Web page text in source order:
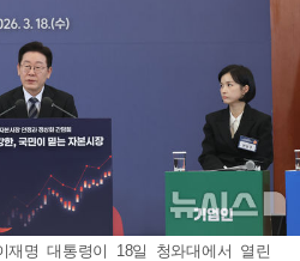
명 대통령이 18일 청와대에서 열린